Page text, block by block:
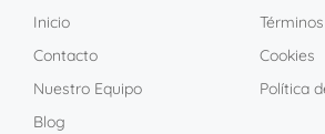
Inicio
Contacto
Nuestro Equipo
Blog
Cookies
Política